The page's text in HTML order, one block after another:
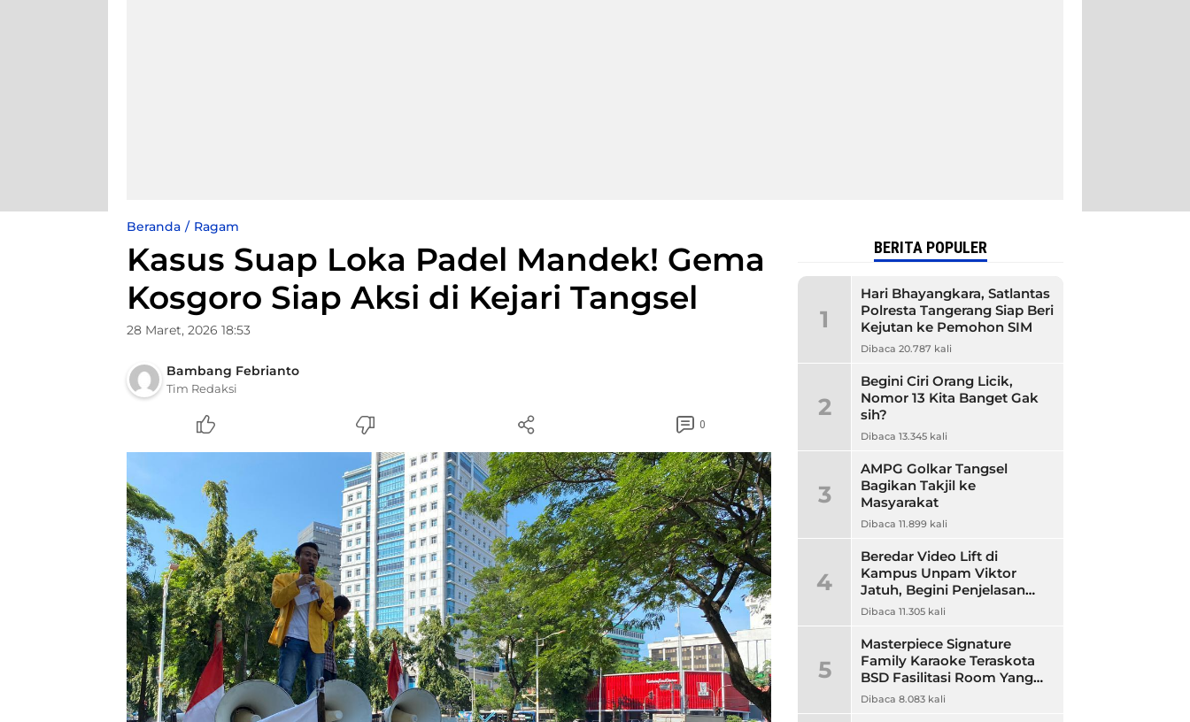
Beranda Ragam
Kasus Suap Loka Padel Mandek! Gema
Kosgoro Siap Aksi di Kejari Tangsel
28 Maret, 2026 18:53
Bambang Febrianto
Tim Redaksi
0
BERITA POPULER
1
Hari Bhayangkara, Satlantas
Polresta Tangerang Siap Beri
Kejutan ke Pemohon SIM
Dibaca 20.787 kali
2
Begini Ciri Orang Licik,
Nomor 13 Kita Banget Gak
sih?
Dibaca 13.345 kali
3
AMPG Golkar Tangsel
Bagikan Takjil ke
Masyarakat
Dibaca 11.899 kali
4
Beredar Video Lift di
Kampus Unpam Viktor
Jatuh, Begini Penjelasan
Rektor Unpam
Dibaca 11.305 kali
5
Masterpiece Signature
Family Karaoke Teraskota
BSD Fasilitasi Room Yang
Nyaman dan Harga
Dibaca 8.083 kali